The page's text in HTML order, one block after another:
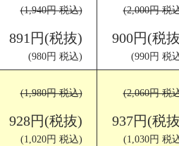
(1,940円 税込)
891円(税抜)
(980円 税込)
(2,000円 税
900円(税
(990円 税
(1,980円 税込)
928円(税抜)
(1,020円 税込)
(2,060円 税
937円(税
(1,030円 税